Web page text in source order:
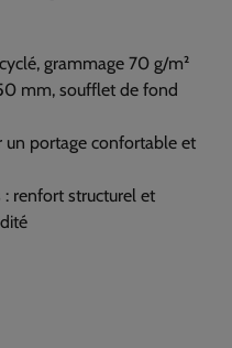
grammage 70 g/m²
mm, soufflet de fond
un portage confortable et
renfort structurel et